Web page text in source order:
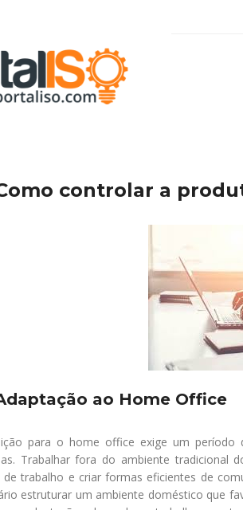
controlar a
ao Home Office
para o home office exige um período
Trabalhar fora do ambiente tradicional
de trabalho e criar formas eficientes de
estruturar um ambiente doméstico que